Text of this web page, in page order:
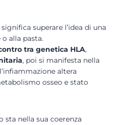
superare l’idea di una
alla pasta.
tra genetica HLA,
, poi si manifesta nella
altera
osseo e stato
sta nella sua coerenza